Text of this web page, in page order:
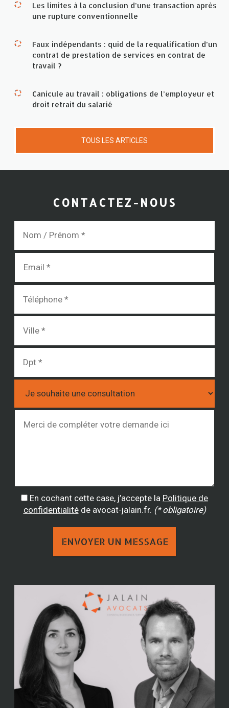
Les limites à la conclusion d’une transaction après
une rupture conventionnelle
Faux indépendants : quid de la requalification d’un
contrat de prestation de services en contrat de
travail ?
Canicule au travail : obligations de l’employeur et
droit retrait du salarié
TOUS LES ARTICLES
CONTACTEZ-NOUS
En cochant cette case, j’accepte la Politique de
confidentialitéde avocat-jalain.fr. (* obligatoire)